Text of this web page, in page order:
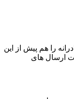
را هم پیش از این
ارسال های